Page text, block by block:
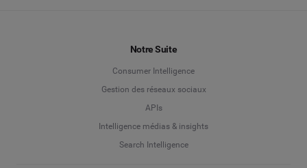
Notre Suite
Consumer Intelligence
Gestion des réseaux sociaux
APIs
Intelligence médias & insights
Search Intelligence